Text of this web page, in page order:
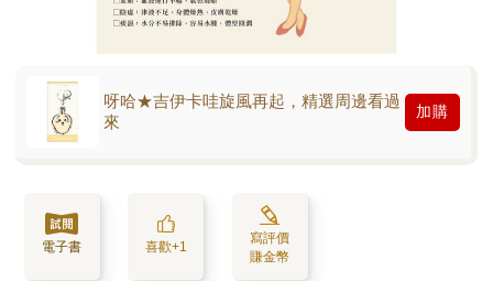
呀哈★吉伊卡哇旋風再起，精選周邊看過
來
加購
電子書 喜歡+1
寫評價
賺金幣